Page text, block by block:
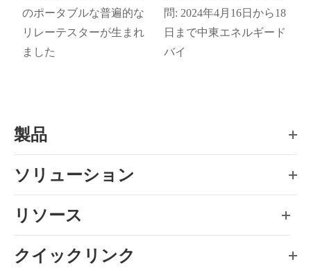
のポータブルな普遍的な
リレーテスターが生まれ
ました
問: 2024年4月16日から18
日まで中東エネルギード
バイ
製品
ソリューション
リソース
クイックリンク